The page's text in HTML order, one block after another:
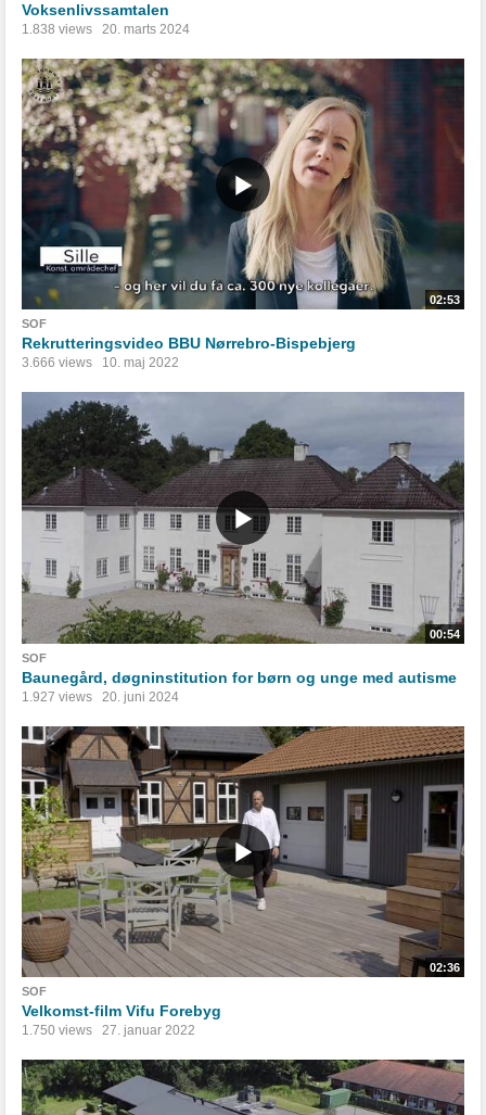
Voksenlivssamtalen
1.838 views 20. marts 2024
02:53
SOF
Rekrutteringsvideo BBU Nørrebro-Bispebjerg
3.666 views 10. maj 2022
00:54
SOF
Baunegård, døgninstitution for børn og unge med autisme
1.927 views 20. juni 2024
02:36
SOF
Velkomst-film Vifu Forebyg
1.750 views 27. januar 2022